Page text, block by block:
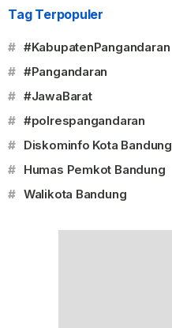
Tag Terpopuler
# #KabupatenPangandaran
# #Pangandaran
# #JawaBarat
# #polrespangandaran
# Diskominfo Kota Bandung
# Humas Pemkot Bandung
# Walikota Bandung